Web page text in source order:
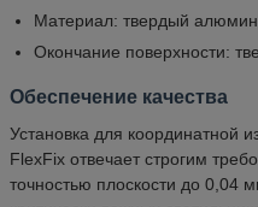
Материал: твердый
Окончание поверхности:
Обеспечение качества
Установка для координатной
FlexFix отвечает строгим
точностью плоскости до 0,04